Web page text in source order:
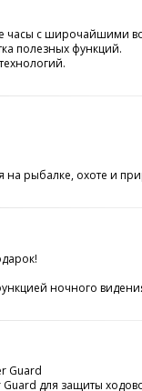
часы с широчайшими
полезных функций.
рыбалке, охоте и
ночного
Guard
для защиты